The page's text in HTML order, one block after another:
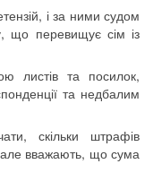
і за ними судом
що перевищує сім із
листів та посилок,
та недбалим
скільки штрафів
але вважають, що сума